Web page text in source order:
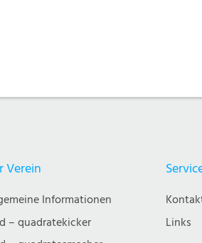
Verein
Informationen
– quadratekicker
Links